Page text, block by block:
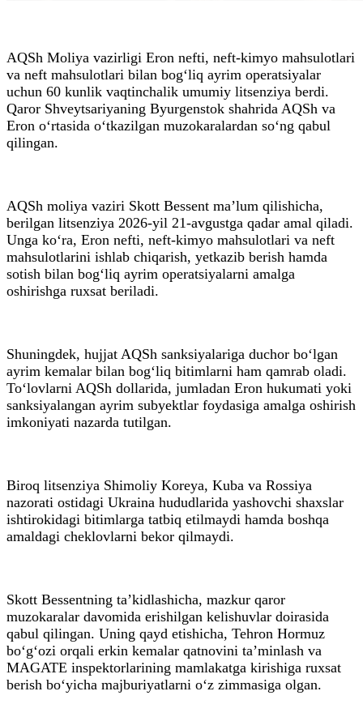
AQSh Moliya vazirligi Eron nefti, neft-kimyo mahsulotlari
va neft mahsulotlari bilan bog‘liq ayrim operatsiyalar
uchun 60 kunlik vaqtinchalik umumiy litsenziya berdi.
Qaror Shveytsariyaning Byurgenstok shahrida AQSh va
Eron o‘rtasida o‘tkazilgan muzokaralardan so‘ng qabul
qilingan.
AQSh moliya vaziri Skott Bessent ma’lum qilishicha,
berilgan litsenziya 2026-yil 21-avgustga qadar amal qiladi.
Unga ko‘ra, Eron nefti, neft-kimyo mahsulotlari va neft
mahsulotlarini ishlab chiqarish, yetkazib berish hamda
sotish bilan bog‘liq ayrim operatsiyalarni amalga
oshirishga ruxsat beriladi.
Shuningdek, hujjat AQSh sanksiyalariga duchor bo‘lgan
ayrim kemalar bilan bog‘liq bitimlarni ham qamrab oladi.
To‘lovlarni AQSh dollarida, jumladan Eron hukumati yoki
sanksiyalangan ayrim subyektlar foydasiga amalga oshirish
imkoniyati nazarda tutilgan.
Biroq litsenziya Shimoliy Koreya, Kuba va Rossiya
nazorati ostidagi Ukraina hududlarida yashovchi shaxslar
ishtirokidagi bitimlarga tatbiq etilmaydi hamda boshqa
amaldagi cheklovlarni bekor qilmaydi.
Skott Bessentning ta’kidlashicha, mazkur qaror
muzokaralar davomida erishilgan kelishuvlar doirasida
qabul qilingan. Uning qayd etishicha, Tehron Hormuz
bo‘g‘ozi orqali erkin kemalar qatnovini ta’minlash va
MAGATE inspektorlarining mamlakatga kirishiga ruxsat
berish bo‘yicha majburiyatlarni o‘z zimmasiga olgan.